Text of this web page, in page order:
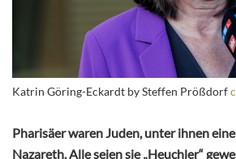
Katrin Göring-Eckardt by Steffen Prößdorf
Pharisäer waren Juden, unter ihnen
Nazareth. Alle seien sie „Heuchler“